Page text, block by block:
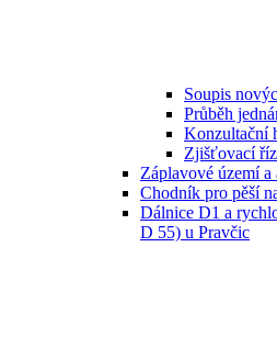
Soupis
Průběh
Konzultační
Zjišťovací
Záplavové území
Chodník pro pěší
Dálnice D1 a
D 55) u Pravčic